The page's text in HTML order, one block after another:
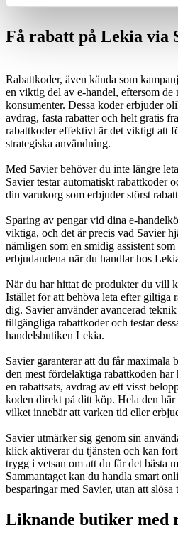
Få rabatt på Lekia via
Rabattkoder, även kända som
en viktig del av e-handel, eftersom
konsumenter. Dessa koder erbjuder
avdrag, fasta rabatter och helt gratis
rabattkoder effektivt är det viktigt att
strategiska användning.
Med Savier behöver du inte längre
Savier testar automatiskt rabattkoder
din varukorg som erbjuder störst
Sparing av pengar vid dina e-
viktiga, och det är precis vad Savier
nämligen som en smidig assistent
erbjudandena när du handlar hos
När du har hittat de produkter du vill
Istället för att behöva leta efter giltiga
dig. Savier använder avancerad
tillgängliga rabattkoder och testar
handelsbutiken Lekia.
Savier garanterar att du får maximala
den mest fördelaktiga rabattkoden
en rabattsats, avdrag av ett visst
koden direkt på ditt köp. Hela den här
vilket innebär att varken tid eller
Savier utmärker sig genom sin
klick aktiverar du tjänsten och kan
trygg i vetsan om att du får det bästa
Sammantaget kan du handla smart
besparingar med Savier, utan att slösa
Liknande butiker med